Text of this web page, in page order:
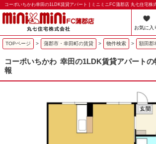
コーポいちかわ幸田の1LDK賃貸アパート | ミニミニFC蒲郡店 丸七住宅株
お気に入
TOPページ > 蒲郡市・幸田町の賃貸 > 物件検索 > 額田郡
コーポいちかわ 幸田の1LDK賃貸アパートの
報